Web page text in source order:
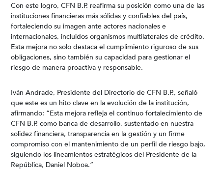
Con este logro, CFN B.P. reafirma su posición como una de las
instituciones financieras más sólidas y confiables del país,
fortaleciendo su imagen ante actores nacionales e
internacionales, incluidos organismos multilaterales de crédito.
Esta mejora no solo destaca el cumplimiento riguroso de sus
obligaciones, sino también su capacidad para gestionar el
riesgo de manera proactiva y responsable.
Iván Andrade, Presidente del Directorio de CFN B.P., señaló
que este es un hito clave en la evolución de la institución,
afirmando: “Esta mejora refleja el continuo fortalecimiento de
CFN B.P. como banca de desarrollo, sustentado en nuestra
solidez financiera, transparencia en la gestión y un firme
compromiso con el mantenimiento de un perfil de riesgo bajo,
siguiendo los lineamientos estratégicos del Presidente de la
República, Daniel Noboa.”